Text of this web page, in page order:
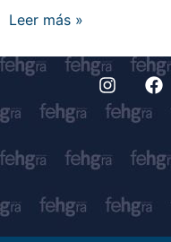
Leer más »